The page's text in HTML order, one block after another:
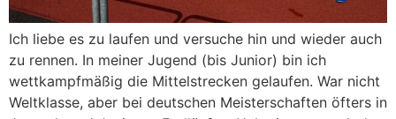
Ich liebe es zu laufen und versuche hin und wieder auch
zu rennen. In meiner Jugend (bis Junior) bin ich
wettkampfmäßig die Mittelstrecken gelaufen. War nicht
Weltklasse, aber bei deutschen Meisterschaften öfters in